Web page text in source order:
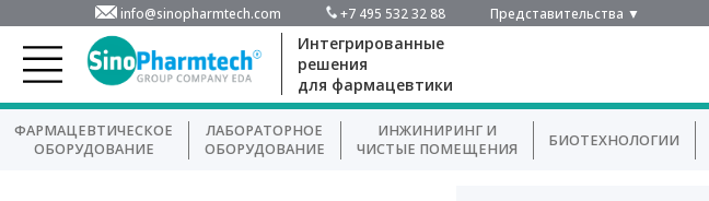
info@sinopharmtech.com +7 495 532 32 88 Представительства ▼
Интегрированные
решения
для фармацевтики
ФАРМАЦЕВТИЧЕСКОЕ
ОБОРУДОВАНИЕ
ЛАБОРАТОРНОЕ
ОБОРУДОВАНИЕ
ИНЖИНИРИНГ И
ЧИСТЫЕ ПОМЕЩЕНИЯ
БИОТЕХНОЛОГИИ